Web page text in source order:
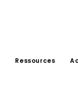
Ressources